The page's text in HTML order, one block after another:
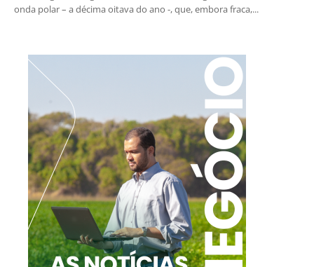
onda polar – a décima oitava do ano -, que, embora fraca,...